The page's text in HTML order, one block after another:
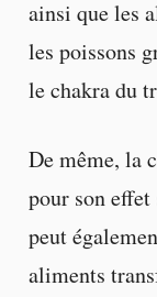
ainsi que les
les poissons
le chakra du
De même, la
pour son
peut
aliments